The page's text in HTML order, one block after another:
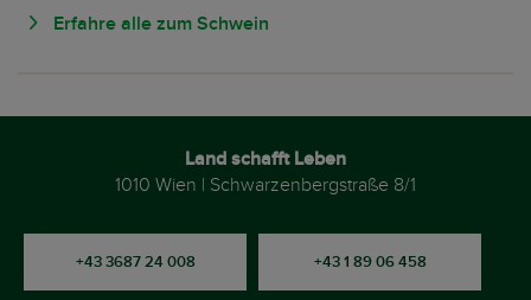
Erfahre alle zum Schwein
Land schafft Leben
1010 Wien | Schwarzenbergstraße 8/1
+43 3687 24 008 +43 1 89 06 458